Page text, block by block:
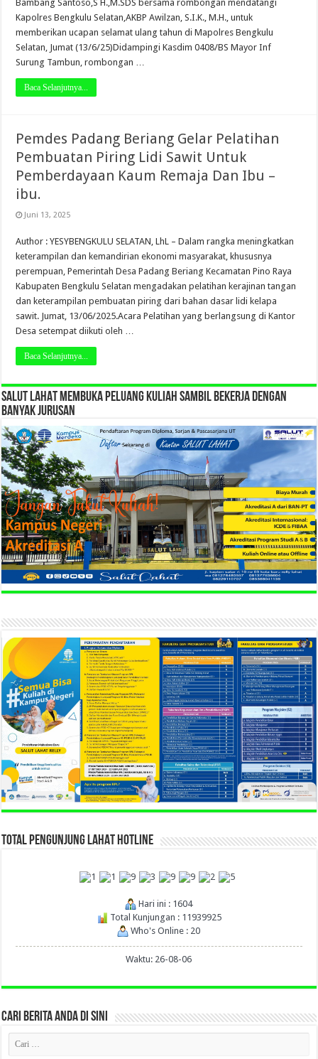
Bambang Santoso,S H.,M.SDS bersama rombongan mendatangi
Kapolres Bengkulu Selatan,AKBP Awilzan, S.I.K., M.H., untuk
memberikan ucapan selamat ulang tahun di Mapolres Bengkulu
Selatan, Jumat (13/6/25)Didampingi Kasdim 0408/BS Mayor Inf
Surung Tambun, rombongan …
Baca Selanjutnya...
Pemdes Padang Beriang Gelar Pelatihan
Pembuatan Piring Lidi Sawit Untuk
Pemberdayaan Kaum Remaja Dan Ibu –
ibu.
Juni 13, 2025
Author : YESYBENGKULU SELATAN, LhL – Dalam rangka meningkatkan
keterampilan dan kemandirian ekonomi masyarakat, khususnya
perempuan, Pemerintah Desa Padang Beriang Kecamatan Pino Raya
Kabupaten Bengkulu Selatan mengadakan pelatihan kerajinan tangan
dan keterampilan pembuatan piring dari bahan dasar lidi kelapa
sawit. Jumat, 13/06/2025.Acara Pelatihan yang berlangsung di Kantor
Desa setempat diikuti oleh …
Baca Selanjutnya...
SALUT LAHAT MEMBUKA PELUANG KULIAH SAMBIL BEKERJA DENGAN
BANYAK JURUSAN
TOTAL PENGUNJUNG LAHAT HOTLINE
Hari ini : 1604
Total Kunjungan : 11939925
Who's Online : 20
Waktu: 26-08-06
CARI BERITA ANDA DI SINI